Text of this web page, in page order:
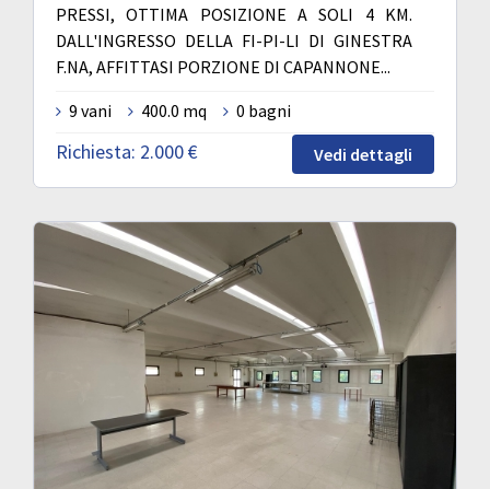
PRESSI, OTTIMA POSIZIONE A SOLI 4 KM.
DALL'INGRESSO DELLA FI-PI-LI DI GINESTRA
F.NA, AFFITTASI PORZIONE DI CAPANNONE...
9 vani
400.0 mq 0 bagni
Richiesta: 2.000 € Vedi dettagli